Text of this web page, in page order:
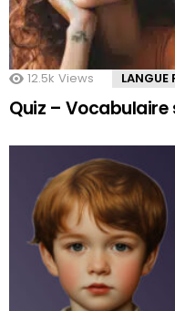
12.5k Views LANGUE
Quiz – Vocabulaire